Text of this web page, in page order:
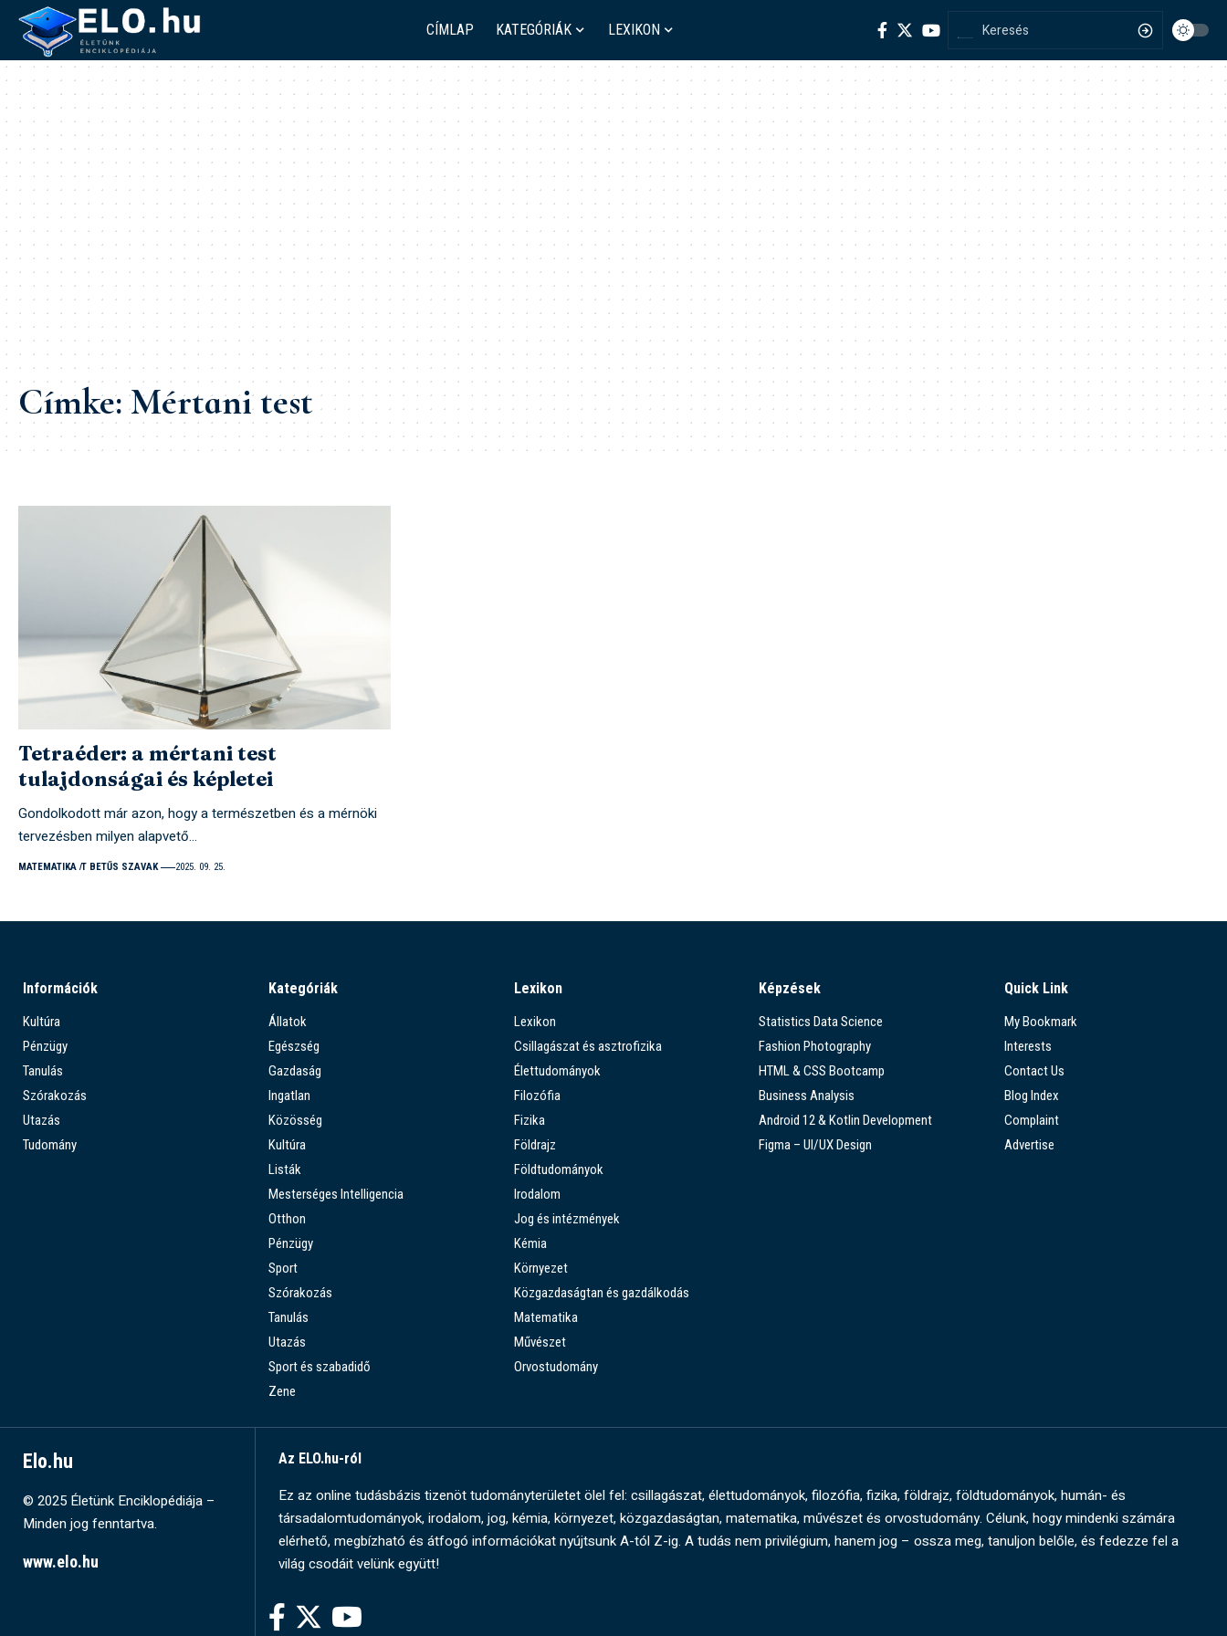
CÍMLAP KATEGÓRIÁK LEXIKON
Címke:Mértani test
Tetraéder: a mértani test
tulajdonságai és képletei
Gondolkodott már azon, hogy a természetben és a mérnöki
tervezésben milyen alapvető…
MATEMATIKA T BETŰS SZAVAK 2025. 09. 25.
Információk
Kultúra
Pénzügy
Tanulás
Szórakozás
Utazás
Tudomány
Kategóriák
Állatok
Egészség
Gazdaság
Ingatlan
Közösség
Kultúra
Listák
Mesterséges Intelligencia
Otthon
Pénzügy
Sport
Szórakozás
Tanulás
Utazás
Sport és szabadidő
Zene
Lexikon
Lexikon
Csillagászat és asztrofizika
Élettudományok
Filozófia
Fizika
Földrajz
Földtudományok
Irodalom
Jog és intézmények
Kémia
Környezet
Közgazdaságtan és gazdálkodás
Matematika
Művészet
Orvostudomány
Képzések
Statistics Data Science
Fashion Photography
HTML & CSS Bootcamp
Business Analysis
Android 12 & Kotlin Development
Figma – UI/UX Design
Quick Link
My Bookmark
Interests
Contact Us
Blog Index
Complaint
Advertise
Elo.hu
© 2025 Életünk Enciklopédiája –
Minden jog fenntartva.
www.elo.hu
Az ELO.hu-ról
Ez az online tudásbázis tizenöt tudományterületet ölel fel: csillagászat, élettudományok, filozófia, fizika, földrajz, földtudományok, humán- és
társadalomtudományok, irodalom, jog, kémia, környezet, közgazdaságtan, matematika, művészet és orvostudomány. Célunk, hogy mindenki számára
elérhető, megbízható és átfogó információkat nyújtsunk A-tól Z-ig. A tudás nem privilégium, hanem jog – ossza meg, tanuljon belőle, és fedezze fel a
világ csodáit velünk együtt!